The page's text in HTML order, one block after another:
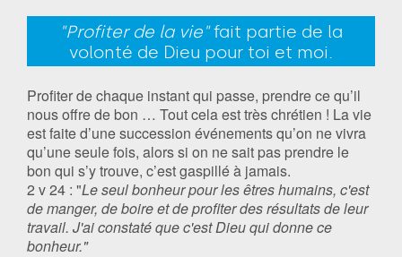
"Profiter de la vie"fait partie de la
volonté de Dieu pour toi et moi.
Profiter de chaque instant qui passe, prendre ce qu’il
nous offre de bon … Tout cela est très chrétien ! La vie
est faite d’une succession événements qu’on ne vivra
qu’une seule fois, alors si on ne sait pas prendre le
bon qui s’y trouve, c’est gaspillé à jamais.
2 v 24 : "Le seul bonheur pour les êtres humains, c'est
de manger, de boire et de profiter des résultats de leur
travail. J'ai constaté que c'est Dieu qui donne ce
bonheur."